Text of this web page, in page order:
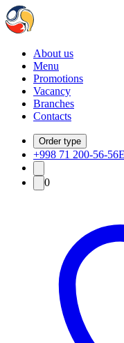
About us
Menu
Promotions
Vacancy
Branches
Contacts
Order type
+998 71 200-56-56
0